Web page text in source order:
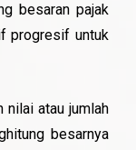
besaran pajak
progresif untuk
nilai atau jumlah
besarnya